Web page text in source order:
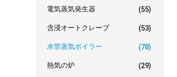
電気蒸気発生器 (55)
含浸オートクレーブ (53)
水管蒸気ボイラー (78)
熱気の炉 (29)